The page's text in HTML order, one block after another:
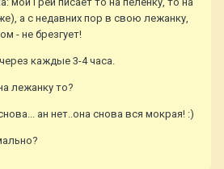
а с недавних пор в свою лежанку,
- не брезгует!
каждые 3-4 часа.
лежанку то?
ан нет..она снова вся мокрая! :)